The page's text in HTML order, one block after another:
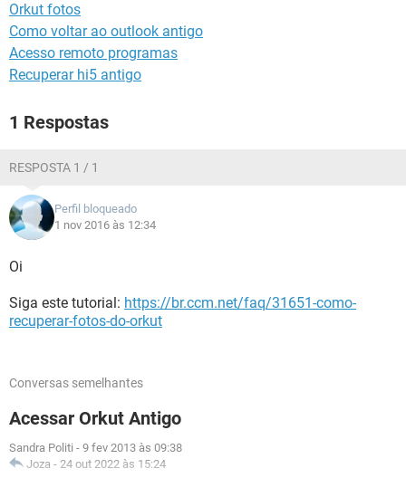
Orkut fotos
Como voltar ao outlook antigo
Acesso remoto programas
Recuperar hi5 antigo
1 Respostas
RESPOSTA 1 / 1
Perfil bloqueado
1 nov 2016 às 12:34
Oi
Siga este tutorial: https://br.ccm.net/faq/31651-como-
recuperar-fotos-do-orkut
Conversas semelhantes
Acessar Orkut Antigo
Sandra Politi - 9 fev 2013 às 09:38
Joza - 24 out 2022 às 15:24